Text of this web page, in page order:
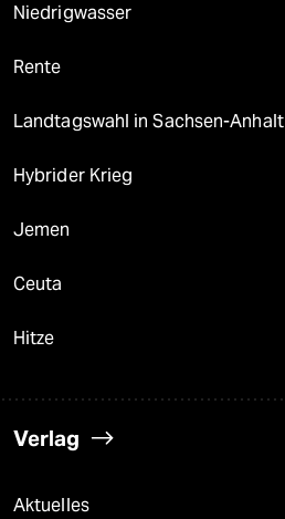
Niedrigwasser
Rente
Landtagswahl in Sachsen-Anhalt
Hybrider Krieg
Jemen
Ceuta
Hitze
Verlag
Aktuelles